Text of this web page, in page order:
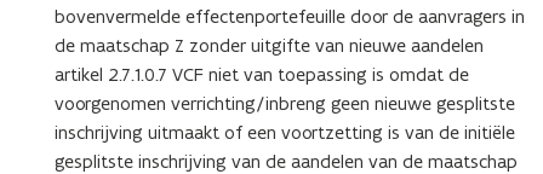
bovenvermelde effectenportefeuille door de aanvragers in
de maatschap Z zonder uitgifte van nieuwe aandelen
artikel 2.7.1.0.7 VCF niet van toepassing is omdat de
voorgenomen verrichting/inbreng geen nieuwe gesplitste
inschrijving uitmaakt of een voortzetting is van de initiële
gesplitste inschrijving van de aandelen van de maatschap